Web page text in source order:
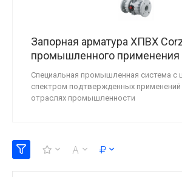
Запорная арматура ХПВХ
промышленного применения
Специальная промышленная система с
спектром подтвержденных применений
отраслях промышленности